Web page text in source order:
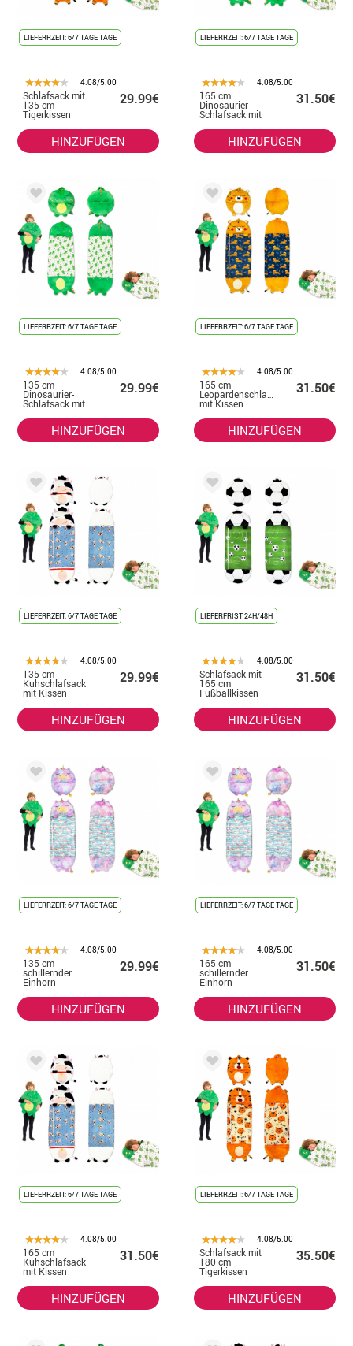
LIEFERRZEIT: 6/7 TAGE TAGE
4.08/5.00
Schlafsack mit
135 cm
Tigerkissen
29.99€
HINZUFÜGEN
LIEFERRZEIT: 6/7 TAGE TAGE
4.08/5.00
165 cm
Dinosaurier-
Schlafsack mit
31.50€
HINZUFÜGEN
LIEFERRZEIT: 6/7 TAGE TAGE
4.08/5.00
135 cm
Dinosaurier-
Schlafsack mit
29.99€
HINZUFÜGEN
LIEFERRZEIT: 6/7 TAGE TAGE
4.08/5.00
165 cm
Leopardenschlafsack
mit Kissen
31.50€
HINZUFÜGEN
LIEFERRZEIT: 6/7 TAGE TAGE
4.08/5.00
135 cm
Kuhschlafsack
mit Kissen
29.99€
HINZUFÜGEN
LIEFERFRIST 24H/48H
4.08/5.00
Schlafsack mit
165 cm
Fußballkissen
31.50€
HINZUFÜGEN
LIEFERRZEIT: 6/7 TAGE TAGE
4.08/5.00
135 cm
schillernder
Einhorn-
Kissen
29.99€
HINZUFÜGEN
LIEFERRZEIT: 6/7 TAGE TAGE
4.08/5.00
165 cm
schillernder
Einhorn-
Kissen
31.50€
HINZUFÜGEN
LIEFERRZEIT: 6/7 TAGE TAGE
4.08/5.00
165 cm
Kuhschlafsack
mit Kissen
31.50€
HINZUFÜGEN
LIEFERRZEIT: 6/7 TAGE TAGE
4.08/5.00
Schlafsack mit
180 cm
Tigerkissen
35.50€
HINZUFÜGEN